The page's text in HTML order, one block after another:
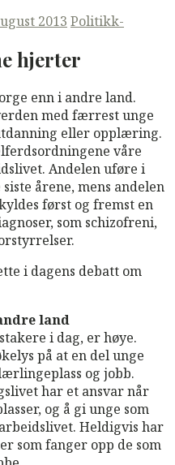
2013 Politikk-
hjerter
enn i andre land.
med færrest unge
eller opplæring.
våre
Andelen uføre i
årene, mens andelen
først og fremst en
som schizofreni,
i dagens debatt om
land
i dag, er høye.
på at en del unge
og jobb.
har et ansvar når
og å gi unge som
Heldigvis har
som fanger opp de som